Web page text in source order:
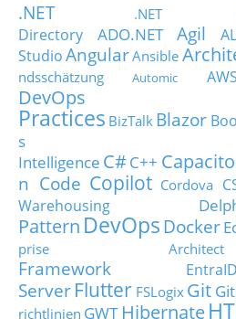
.NET .NET
Directory
ADO.NET Agil
StudioAngularAnsible
ndsschätzung
Automic AWS
DevOps
Practices BizTalk Blazor
s
Intelligence C#C++
n Code Copilot Cordova
Warehousing
Pattern DevOps Docker
prise Architect
Framework
EntraID
Server Flutter FSLogix Git
richtlinien GWT Hibernate